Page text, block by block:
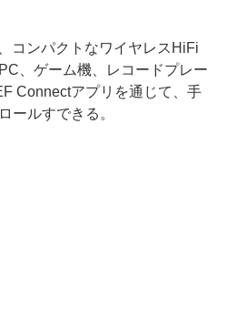
コンパクトなワイヤレスHiFi
、ゲーム機、レコードプレー
Connectアプリを通じて、手
ールすできる。